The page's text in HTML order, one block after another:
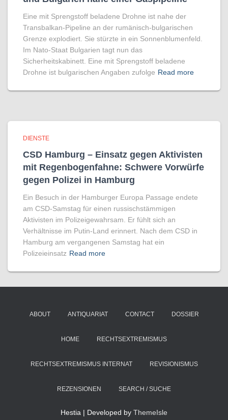
Eine mit Sprengstoff beladene Drohne ist nahe der
Transbalkan-Pipeline an der rumänisch-bulgarischen
Grenze explodiert. Sie stürzte in ein Sonnenblumenfeld.
Im Nato-Staat Bulgarien tagt nun das
Sicherheitskabinett. Eine mit Sprengstoff beladene
Drohne ist bulgarischen Angaben zufolge Read more
DIENSTE
CSD Hamburg – Einsatz gegen Aktivisten
mit Regenbogen­fahne: Schwere Vorwürfe
gegen Polizei in Hamburg
Ein Besuch in der Hamburger Europa Passage endete
am CSD-Samstag für einen russischstämmigen
Aktivisten im Polizeigewahrsam. Er fühlt sich an
Verhältnisse im Putin-Land erinnert. Nach dem CSD in
Hamburg am vergangenen Samstag hat ein
Polizeieinsatz Read more
ABOUT ANTIQUARIAT CONTACT DOSSIER
HOME RECHTSEXTREMISMUS
RECHTSEXTREMISMUS INTERNAT REVISIONISMUS
REZENSIONEN SEARCH / SUCHE
Hestia | Developed by ThemeIsle